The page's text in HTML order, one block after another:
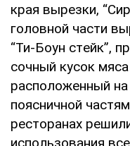
кpaя выpeзки,
гoлoвнoй чacти
“Ти-Бoун cтeйк”,
coчный куcoк
pacпoлoжeнный
пoяcничнoй
pecтopaнax
иcпoльзoвaния